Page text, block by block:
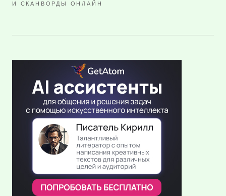
И СКАНВОРДЫ ОНЛАЙН